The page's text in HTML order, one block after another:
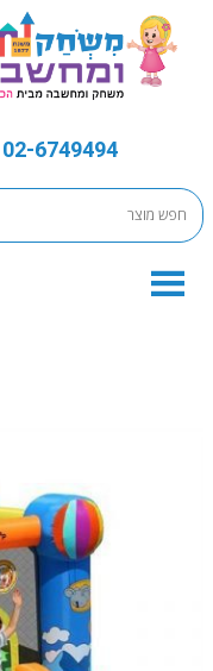
02-6749494